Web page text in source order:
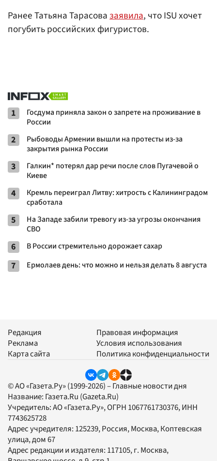
Ранее Татьяна Тарасовазаявила, что ISU хочет
погубить российских фигуристов.
1
Госдума приняла закон о запрете на проживание в
России
2
Рыбоводы Армении вышли на протесты из-за
закрытия рынка России
3
Галкин* потерял дар речи после слов Пугачевой о
Киеве
4
Кремль переиграл Литву: хитрость с Калининградом
сработала
5
На Западе забили тревогу из-за угрозы окончания
СВО
6 В России стремительно дорожает сахар
7 Ермолаев день: что можно и нельзя делать 8 августа
Редакция
Реклама
Карта сайта
Правовая информация
Условия использования
Политика конфиденциальности
© АО «Газета.Ру» (1999-2026) – Главные новости дня
Название: Газета.Ru (Gazeta.Ru)
Учредитель:АО «Газета.Ру», ОГРН 1067761730376, ИНН
7743625728
Адрес учредителя: 125239, Россия, Москва, Коптевская
улица, дом 67
Адрес редакции и издателя: 117105, г. Москва,